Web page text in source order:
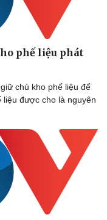
phế liệu phát
chủ kho phế liệu để
liệu được cho là nguyên